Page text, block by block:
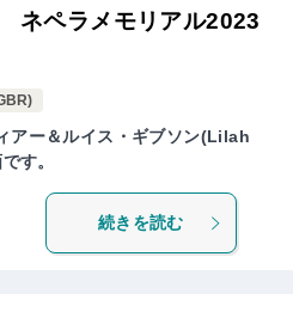
ネペラメモリアル2023
アー＆ルイス・ギブソン(Lilah
す。
続きを読む